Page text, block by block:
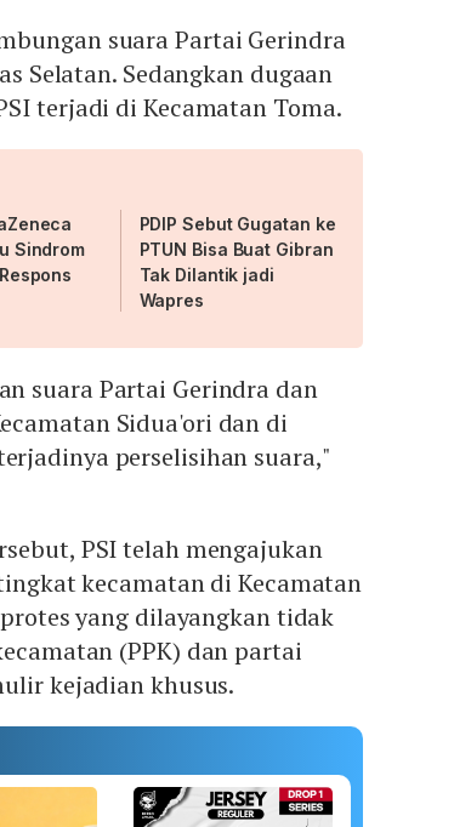
suara Partai Gerindra
Selatan. Sedangkan dugaan
terjadi di Kecamatan Toma.
Sindrom
PDIP Sebut Gugatan ke
PTUN Bisa Buat Gibran
Tak Dilantik jadi
Wapres
suara Partai Gerindra dan
Sidua'ori dan di
perselisihan suara,"
PSI telah mengajukan
kecamatan di Kecamatan
yang dilayangkan tidak
(PPK) dan partai
kejadian khusus.